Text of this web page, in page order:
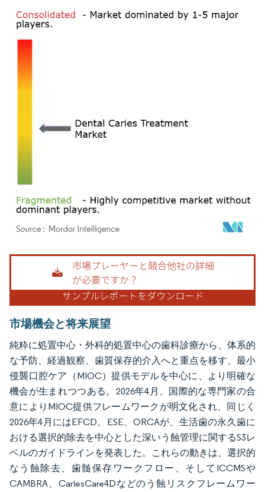
画像 © Mordor Intelligence。再利用にはCC BY 4.0の表示が必要です。
市場機会と将来展望
純粋に処置中心・外科的処置中心の歯科診療から、体系的
な予防、経過観察、歯質保存的介入へと重点を移す、最小
侵襲口腔ケア（MIOC）提供モデルを中心に、より明確な
機会が生まれつつある。2026年4月、国際的な専門家の合
意によりMIOC提供フレームワークが明文化され、同じく
2026年4月にはEFCD、ESE、ORCAが、生活歯の永久歯に
おける選択的除去を中心とした深いう蝕管理に関するS3レ
ベルのガイドラインを発表した。これらの動きは、選択的
なう蝕除去、歯髄保存ワークフロー、そしてICCMSや
CAMBRA、CariesCare4Dなどのう蝕リスクフレームワー